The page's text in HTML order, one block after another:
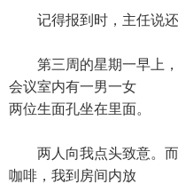
记得报到时，主任说还
第三周的星期一早上，
会议室内有一男一女
两位生面孔坐在里面。
两人向我点头致意。而
咖啡，我到房间内放